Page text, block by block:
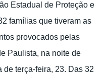
Estadual de Proteção e
famílias que tiveram as
provocados pelas
Paulista, na noite de
terça-feira, 23. Das 32